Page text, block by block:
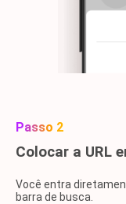
Passo 2
Colocar a URL
Você entra
barra de busca.